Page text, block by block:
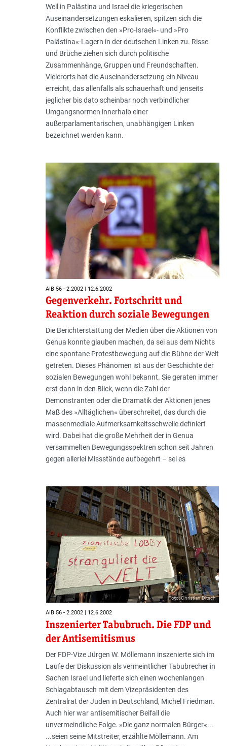
Weil in Palästina und Israel die kriegerischen
Auseinandersetzungen eskalieren, spitzen sich die
Konflikte zwischen den »Pro-Israel«- und »Pro
Palästina«-Lagern in der deutschen Linken zu. Risse
und Brüche ziehen sich durch politische
Zusammenhänge, Gruppen und Freundschaften.
Vielerorts hat die Auseinandersetzung ein Niveau
erreicht, das allenfalls als schauerhaft und jenseits
jeglicher bis dato scheinbar noch verbindlicher
Umgangsnormen innerhalb einer
außerparlamentarischen, unabhängigen Linken
bezeichnet werden kann.
AIB 56 - 2.2002 | 12.6.2002
Gegenverkehr. Fortschritt und
Reaktion durch soziale Bewegungen
Die Berichterstattung der Medien über die Aktionen von
Genua konnte glauben machen, da sei aus dem Nichts
eine spontane Protestbewegung auf die Bühne der Welt
getreten. Dieses Phänomen ist aus der Geschichte der
sozialen Bewegungen wohl bekannt. Sie geraten immer
erst dann in den Blick, wenn die Zahl der
Demonstranten oder die Dramatik der Aktionen jenes
Maß des »Alltäglichen« überschreitet, das durch die
massenmediale Aufmerksamkeitsschwelle definiert
wird. Dabei hat die große Mehrheit der in Genua
versammelten Bewegungsspektren schon seit Jahren
gegen allerlei Missstände aufbegehrt – sei es
Foto: Christian Ditsch
AIB 56 - 2.2002 | 12.6.2002
Inszenierter Tabubruch. Die FDP und
der Antisemitismus
Der FDP-Vize Jürgen W. Möllemann inszenierte sich im
Laufe der Diskussion als vermeintlicher Tabubrecher in
Sachen Israel und lieferte sich einen wochenlangen
Schlagabtausch mit dem Vizepräsidenten des
Zentralrat der Juden in Deutschland, Michel Friedman.
Auch hier war antisemitischer Beifall die
unvermeindliche Folge. »Die ganz normalen Bürger«...
...seien seine Mitstreiter, erzählte Möllemann. Am